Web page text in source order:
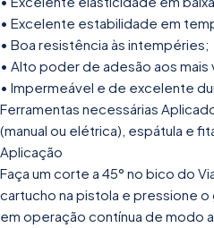
• Excelente estabilidade em
• Boa resistência às intempéries;
• Alto poder de adesão aos
• Impermeável e de excelente
Ferramentas necessárias
(manual ou elétrica), espátula e
Aplicação
Faça um corte a 45° no bico do
cartucho na pistola e pressione o
em operação contínua de modo